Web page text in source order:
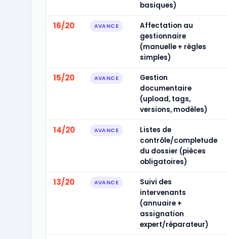
basiques)
16/20 AVANCE
Affectation au
gestionnaire
(manuelle + règles
simples)
15/20 AVANCE
Gestion
documentaire
(upload, tags,
versions, modèles)
14/20 AVANCE
Listes de
contrôle/completude
du dossier (pièces
obligatoires)
13/20 AVANCE
Suivi des
intervenants
(annuaire +
assignation
expert/réparateur)